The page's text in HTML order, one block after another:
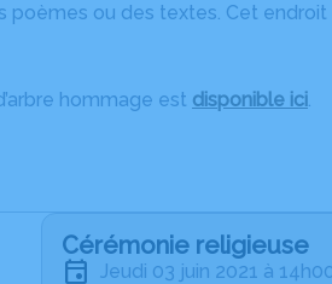
poèmes ou des textes. Cet
hommage est disponible ici.
Cérémonie religieuse
jeudi 03 juin 2021 à